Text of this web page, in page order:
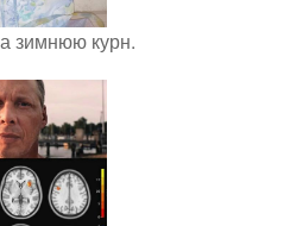
зимнюю курн.